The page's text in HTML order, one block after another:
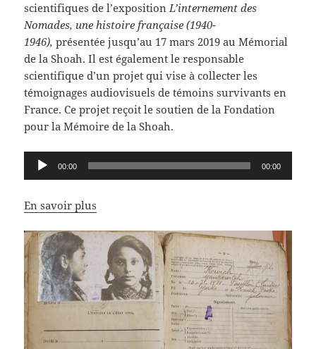
scientifiques de l’expositionL’internement des
Nomades, une histoire française (1940-
1946),présentée jusqu’au 17 mars 2019 au Mémorial
de la Shoah. Il est également le responsable
scientifique d’un projet qui vise à collecter les
témoignages audiovisuels de témoins survivants en
France. Ce projet reçoit le soutien de la Fondation
pour la Mémoire de la Shoah.
Lecteur
audio
00:00 00:00
En savoir plus